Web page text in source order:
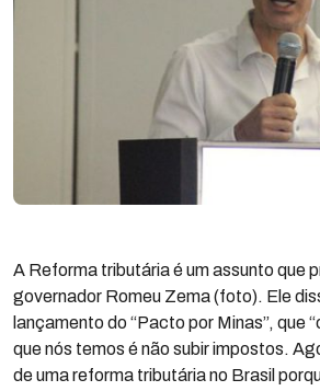
A Reforma tributária é um assunto que
governador Romeu Zema (foto). Ele
lançamento do “Pacto por Minas”, que
que nós temos é não subir impostos.
de uma reforma tributária no Brasil